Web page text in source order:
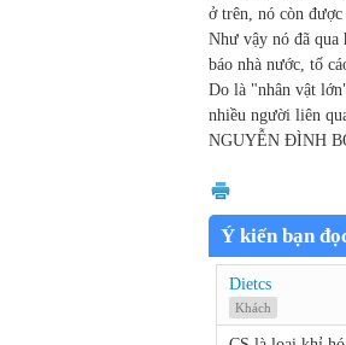
ở trên, nó còn
Như vậy nó đã qua
báo nhà nước, tố
Do là "nhân vật
nhiều người liên
NGUYỄN ĐÌNH
Ý kiến bạn
Dietcs
Khách